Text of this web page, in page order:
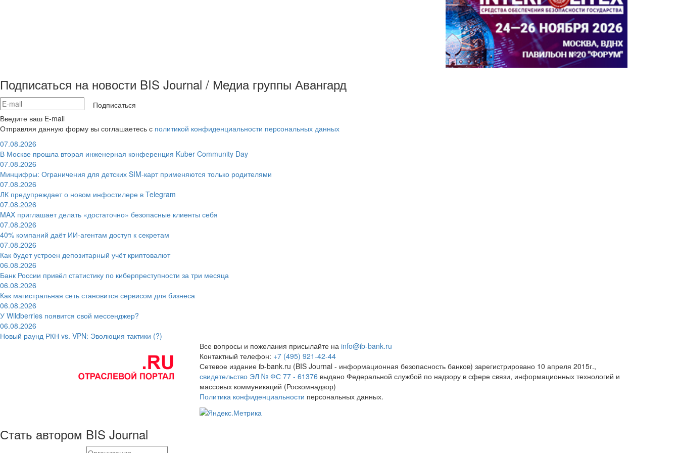
Подписаться на новости BIS Journal / Медиа группы Авангард
Подписаться
Введите ваш E-mail
Отправляя данную форму вы соглашаетесь с политикой конфиденциальности персональных данных
07.08.2026
В Москве прошла вторая инженерная конференция Kuber Community Day
07.08.2026
Минцифры: Ограничения для детских SIM-карт применяются только родителями
07.08.2026
ЛК предупреждает о новом инфостилере в Telegram
07.08.2026
MAX приглашает делать «достаточно» безопасные клиенты себя
07.08.2026
40% компаний даёт ИИ‑агентам доступ к секретам
07.08.2026
Как будет устроен депозитарный учёт криптовалют
06.08.2026
Банк России привёл статистику по киберпреступности за три месяца
06.08.2026
Как магистральная сеть становится сервисом для бизнеса
06.08.2026
У Wildberries появится свой мессенджер?
06.08.2026
Новый раунд РКН vs. VPN: Эволюция тактики (?)
Все вопросы и пожелания присылайте на info@ib-bank.ru
Контактный телефон: +7 (495) 921-42-44
Сетевое издание ib-bank.ru (BIS Journal - информационная безопасность банков) зарегистрировано 10 апреля 2015г.,
свидетельство ЭЛ № ФС 77 - 61376 выдано Федеральной службой по надзору в сфере связи, информационных технологий и
массовых коммуникаций (Роскомнадзор)
Политика конфиденциальности персональных данных.
Стать автором BIS Journal